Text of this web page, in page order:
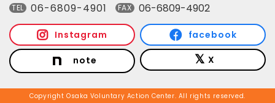
TEL 06-6809-4901 FAX 06-6809-4902
Instagram facebook
note X
Copyright Osaka Voluntary Action Center. All rights reserved.